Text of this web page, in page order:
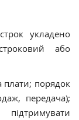
укладено
або
плати; порядок
передача);